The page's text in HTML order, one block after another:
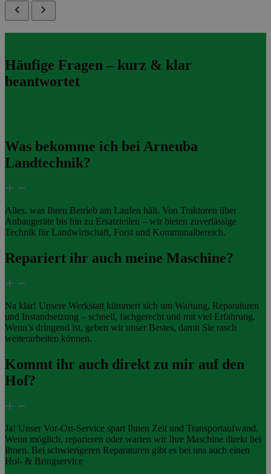
Häufige Fragen – kurz & klar
beantwortet
Was bekomme ich bei Arneuba
Landtechnik?
Alles, was Ihren Betrieb am Laufen hält. Von Traktoren über
Anbaugeräte bis hin zu Ersatzteilen – wir bieten zuverlässige
Technik für Landwirtschaft, Forst und Kommunalbereich.
Repariert ihr auch meine Maschine?
Na klar! Unsere Werkstatt kümmert sich um Wartung, Reparaturen
und Instandsetzung – schnell, fachgerecht und mit viel Erfahrung.
Wenn’s dringend ist, geben wir unser Bestes, damit Sie rasch
weiterarbeiten können.
Kommt ihr auch direkt zu mir auf den
Hof?
Ja! Unser Vor-Ort-Service spart Ihnen Zeit und Transportaufwand.
Wenn möglich, reparieren oder warten wir Ihre Maschine direkt bei
Ihnen. Bei schwierigeren Reparaturen gibt es bei uns auch einen
Hol- & Bringservice